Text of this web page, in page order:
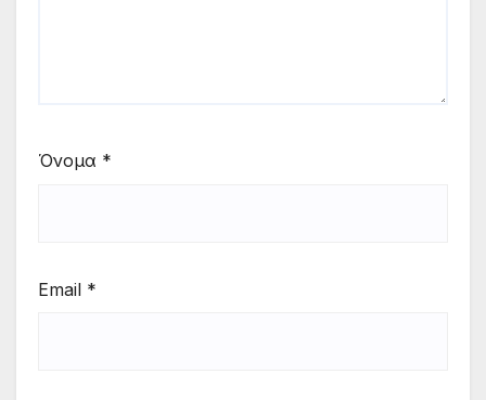
Όνομα *
Email *